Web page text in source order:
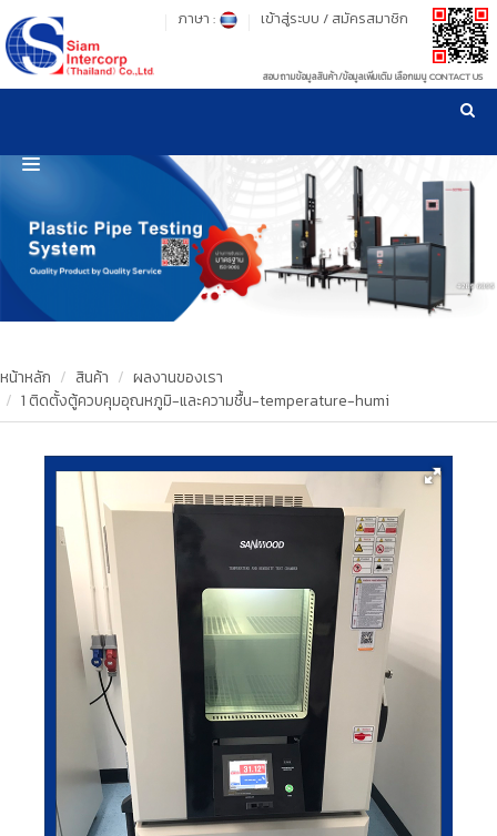
รู้ลึก รู้จริง เรื่องเครื่องมือทดสอบวัสดุ ! ยืน 1 เรื่องมาตรฐานการให้บริการ
เข้าสู่ระบบ / สมัครสมาชิก
ภาษา :
สอบถามข้อมูลสินค้า/ข้อมูลเพิ่มเติม เลือกเมนู CONTACT US
HOME
PRODUCT
OUR CLIENTS
OUR WORKS
CALIBRATION
CONTACT US
หน้าหลัก สินค้า
ผลงานของเรา
1 ติดตั้งตู้ควบคุมอุณหภูมิ-และความชื้น-temperature-humi